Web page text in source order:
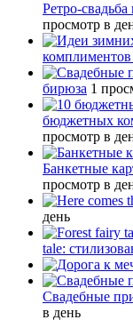
Ретро-
просмотр в
комплиментов
бирюза 1
бюджетных
просмотр в
Банкетные
просмотр в
день
tale:
Свадебные
в день